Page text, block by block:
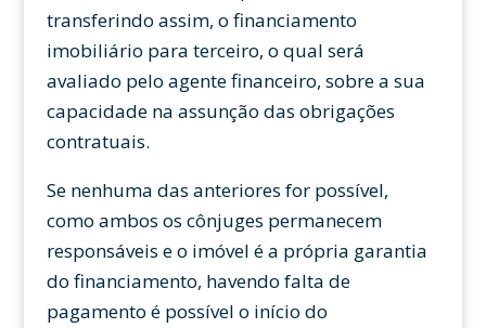
transferindo assim, o financiamento
imobiliário para terceiro, o qual será
avaliado pelo agente financeiro, sobre a sua
capacidade na assunção das obrigações
contratuais.
Se nenhuma das anteriores for possível,
como ambos os cônjuges permanecem
responsáveis e o imóvel é a própria garantia
do financiamento, havendo falta de
pagamento é possível o início do